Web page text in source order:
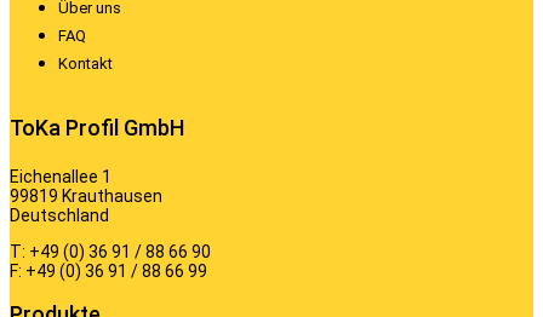
Über uns
FAQ
Kontakt
ToKa Profil GmbH
Eichenallee 1
99819 Krauthausen
Deutschland
T: +49 (0) 36 91 / 88 66 90
F: +49 (0) 36 91 / 88 66 99